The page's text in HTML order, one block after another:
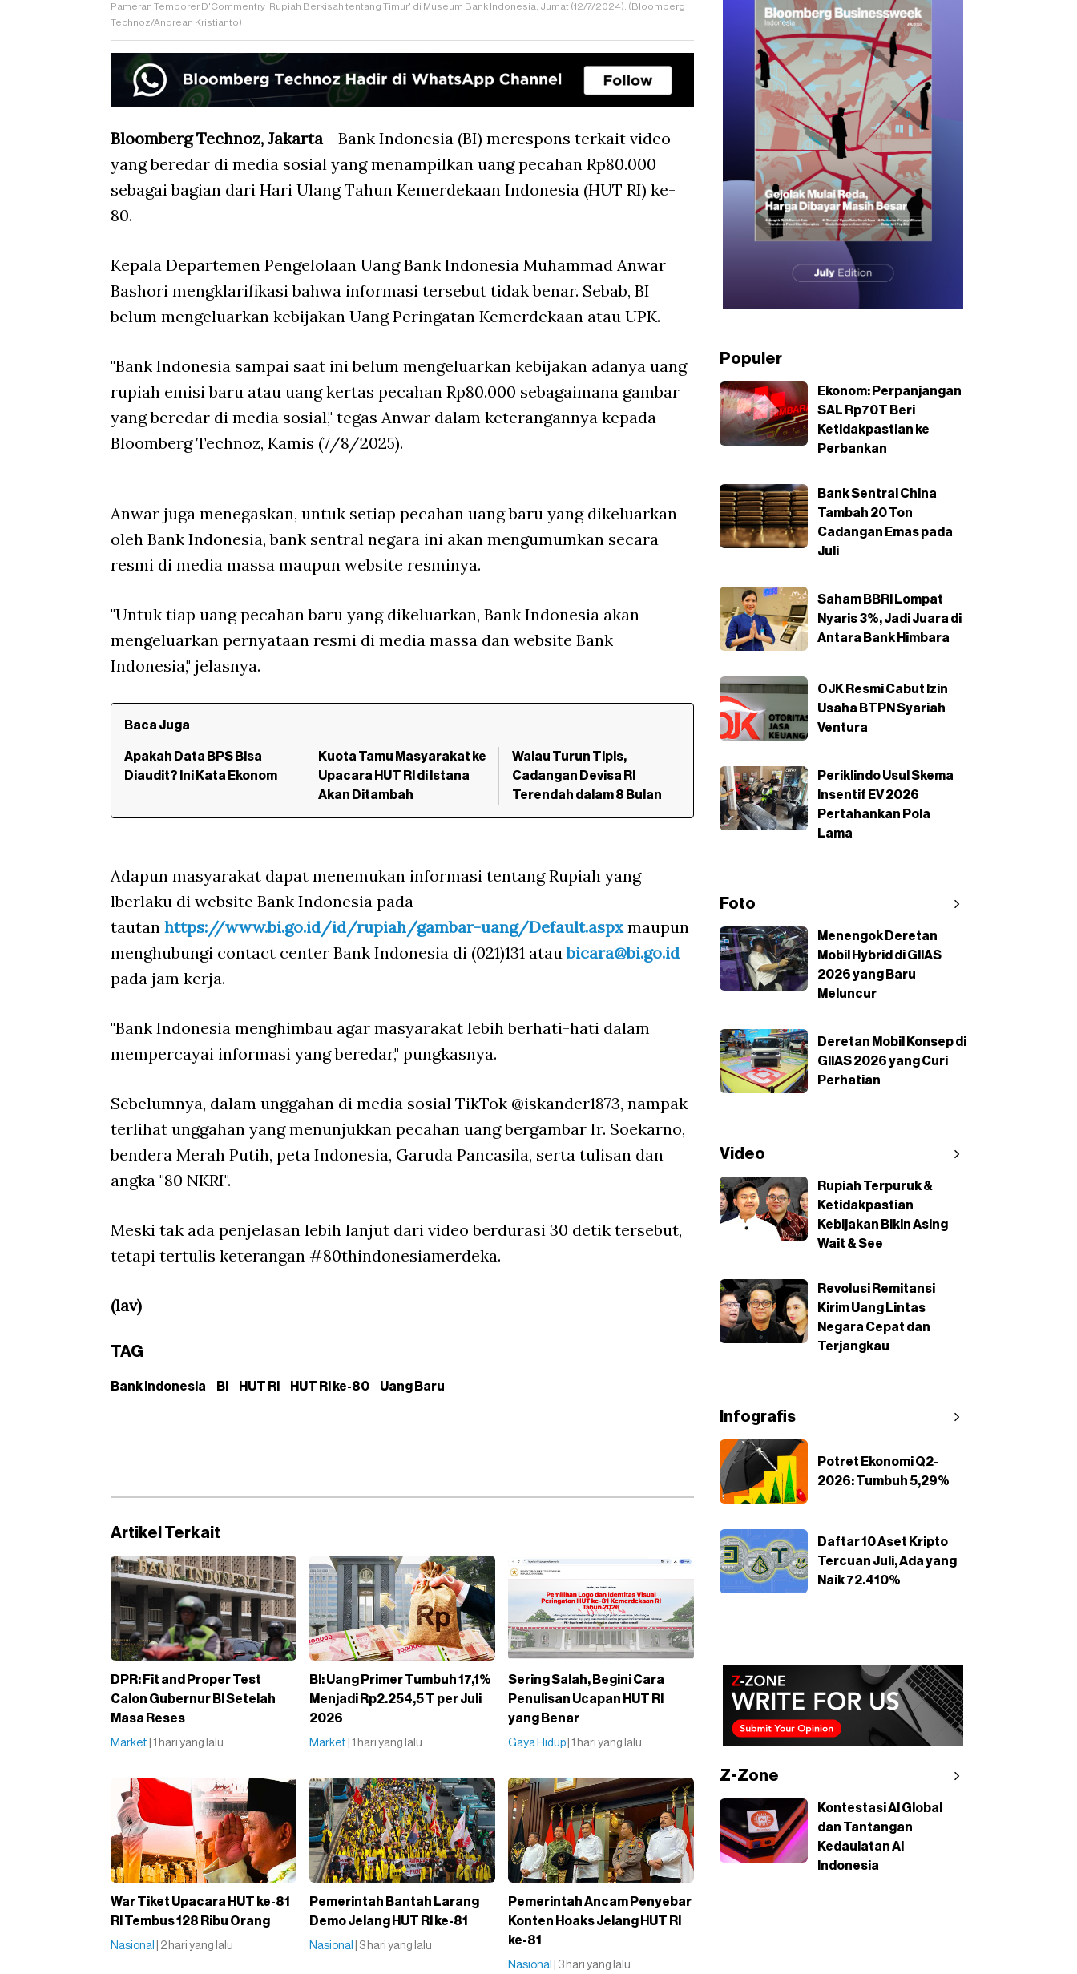
Pameran Temporer D'Commentry 'Rupiah Berkisah tentang Timur' di Museum Bank Indonesia, Jumat (12/7/2024). (Bloomberg
Technoz/Andrean Kristianto)
Bloomberg Technoz, Jakarta- Bank Indonesia (BI) merespons terkait video
yang beredar di media sosial yang menampilkan uang pecahan Rp80.000
sebagai bagian dari Hari Ulang Tahun Kemerdekaan Indonesia (HUT RI) ke-
80.
Kepala Departemen Pengelolaan Uang Bank Indonesia Muhammad Anwar
Bashori mengklarifikasi bahwa informasi tersebut tidak benar. Sebab, BI
belum mengeluarkan kebijakan Uang Peringatan Kemerdekaan atau UPK.
"Bank Indonesia sampai saat ini belum mengeluarkan kebijakan adanya uang
rupiah emisi baru atau uang kertas pecahan Rp80.000 sebagaimana gambar
yang beredar di media sosial," tegas Anwar dalam keterangannya kepada
Bloomberg Technoz, Kamis (7/8/2025).
Anwar juga menegaskan, untuk setiap pecahan uang baru yang dikeluarkan
oleh Bank Indonesia, bank sentral negara ini akan mengumumkan secara
resmi di media massa maupun website resminya.
"Untuk tiap uang pecahan baru yang dikeluarkan, Bank Indonesia akan
mengeluarkan pernyataan resmi di media massa dan website Bank
Indonesia," jelasnya.
Baca Juga
Apakah Data BPS Bisa
Diaudit? Ini Kata Ekonom
Kuota Tamu Masyarakat ke
Upacara HUT RI di Istana
Akan Ditambah
Walau Turun Tipis,
Cadangan Devisa RI
Terendah dalam 8 Bulan
Adapun masyarakat dapat menemukan informasi tentang Rupiah yang
lberlaku di website Bank Indonesia pada
tautan https://www.bi.go.id/id/rupiah/gambar-uang/Default.aspxmaupun
menghubungi contact center Bank Indonesia di (021)131 ataubicara@bi.go.id
pada jam kerja.
"Bank Indonesia menghimbau agar masyarakat lebih berhati-hati dalam
mempercayai informasi yang beredar," pungkasnya.
Sebelumnya, dalam unggahan di media sosial TikTok @iskander1873, nampak
terlihat unggahan yang menunjukkan pecahan uang bergambar Ir. Soekarno,
bendera Merah Putih, peta Indonesia, Garuda Pancasila, serta tulisan dan
angka "80 NKRI".
Meski tak ada penjelasan lebih lanjut dari video berdurasi 30 detik tersebut,
tetapi tertulis keterangan #80thindonesiamerdeka.
(lav)
TAG
Bank Indonesia BI HUT RI HUT RI ke-80 Uang Baru
Artikel Terkait
DPR: Fit and Proper Test
Calon Gubernur BI Setelah
Masa Reses
Market | 1 hari yang lalu
BI: Uang Primer Tumbuh 17,1%
Menjadi Rp2.254,5 T per Juli
2026
Market | 1 hari yang lalu
Sering Salah, Begini Cara
Penulisan Ucapan HUT RI
yang Benar
Gaya Hidup | 1 hari yang lalu
War Tiket Upacara HUT ke-81
RI Tembus 128 Ribu Orang
Nasional | 2 hari yang lalu
Pemerintah Bantah Larang
Demo Jelang HUT RI ke-81
Nasional | 3 hari yang lalu
Pemerintah Ancam Penyebar
Konten Hoaks Jelang HUT RI
ke-81
Nasional | 3 hari yang lalu
Populer
Ekonom: Perpanjangan
SAL Rp70T Beri
Ketidakpastian ke
Perbankan
Bank Sentral China
Tambah 20 Ton
Cadangan Emas pada
Juli
Saham BBRI Lompat
Nyaris 3%, Jadi Juara di
Antara Bank Himbara
OJK Resmi Cabut Izin
Usaha BTPN Syariah
Ventura
Periklindo Usul Skema
Insentif EV 2026
Pertahankan Pola
Lama
Foto
Menengok Deretan
Mobil Hybrid di GIIAS
2026 yang Baru
Meluncur
Deretan Mobil Konsep di
GIIAS 2026 yang Curi
Perhatian
Video
Rupiah Terpuruk &
Ketidakpastian
Kebijakan Bikin Asing
Wait & See
Revolusi Remitansi
Kirim Uang Lintas
Negara Cepat dan
Terjangkau
Infografis
Potret Ekonomi Q2-
2026: Tumbuh 5,29%
Daftar 10 Aset Kripto
Tercuan Juli, Ada yang
Naik 72.410%
Z-Zone
Kontestasi AI Global
dan Tantangan
Kedaulatan AI
Indonesia